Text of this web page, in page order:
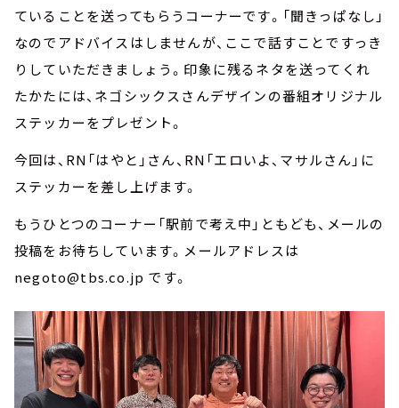
ていることを送ってもらうコーナーです。「聞きっぱなし」
なのでアドバイスはしませんが、ここで話すことですっき
りしていただきましょう。印象に残るネタを送ってくれ
たかたには、ネゴシックスさんデザインの番組オリジナル
ステッカーをプレゼント。
今回は、RN「はやと」さん、RN「エロいよ、マサルさん」に
ステッカーを差し上げます。
もうひとつのコーナー「駅前で考え中」ともども、メールの
投稿をお待ちしています。メールアドレスは
negoto@tbs.co.jp です。